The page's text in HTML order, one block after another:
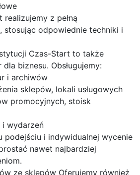
z pełną
stosując odpowiednie techniki i
Czas-Start to także
biznesu. Obsługujemy:
i archiwów
sklepów, lokali usługowych
promocyjnych, stoisk
wydarzeń
podejściu i indywidualnej wycenie
nawet najbardziej
ze sklepów Oferujemy również